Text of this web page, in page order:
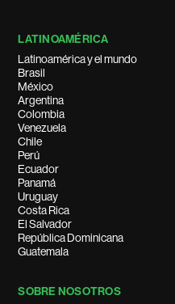
LATINOAMÉRICA
Latinoamérica y el mundo
Brasil
México
Argentina
Colombia
Venezuela
Chile
Perú
Ecuador
Panamá
Uruguay
Costa Rica
El Salvador
República Dominicana
Guatemala
SOBRE NOSOTROS